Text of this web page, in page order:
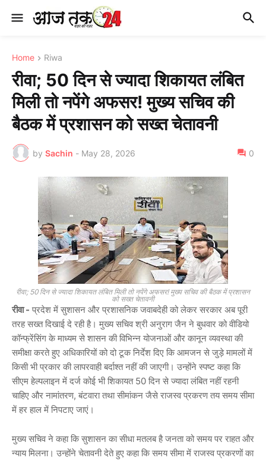
Home Riwa
रीवा; 50 दिन से ज्यादा शिकायत लंबित
मिली तो नपेंगे अफसर! मुख्य सचिव की
बैठक में प्रशासन को सख्त चेतावनी
by Sachin - May 28, 2026 0
रीवा; 50 दिन से ज्यादा शिकायत लंबित मिली तो नपेंगे अफसर! मुख्य सचिव की बैठक में प्रशासन
को सख्त चेतावनी
रीवा - प्रदेश में सुशासन और प्रशासनिक जवाबदेही को लेकर सरकार अब पूरी
तरह सख्त दिखाई दे रही है। मुख्य सचिव श्री अनुराग जैन ने बुधवार को वीडियो
कॉन्फ्रेंसिंग के माध्यम से शासन की विभिन्न योजनाओं और कानून व्यवस्था की
समीक्षा करते हुए अधिकारियों को दो टूक निर्देश दिए कि आमजन से जुड़े मामलों में
किसी भी प्रकार की लापरवाही बर्दाश्त नहीं की जाएगी। उन्होंने स्पष्ट कहा कि
सीएम हेल्पलाइन में दर्ज कोई भी शिकायत 50 दिन से ज्यादा लंबित नहीं रहनी
चाहिए और नामांतरण, बंटवारा तथा सीमांकन जैसे राजस्व प्रकरण तय समय सीमा
में हर हाल में निपटाए जाएं।
मुख्य सचिव ने कहा कि सुशासन का सीधा मतलब है जनता को समय पर राहत और
न्याय मिलना। उन्होंने चेतावनी देते हुए कहा कि समय सीमा में राजस्व प्रकरणों का